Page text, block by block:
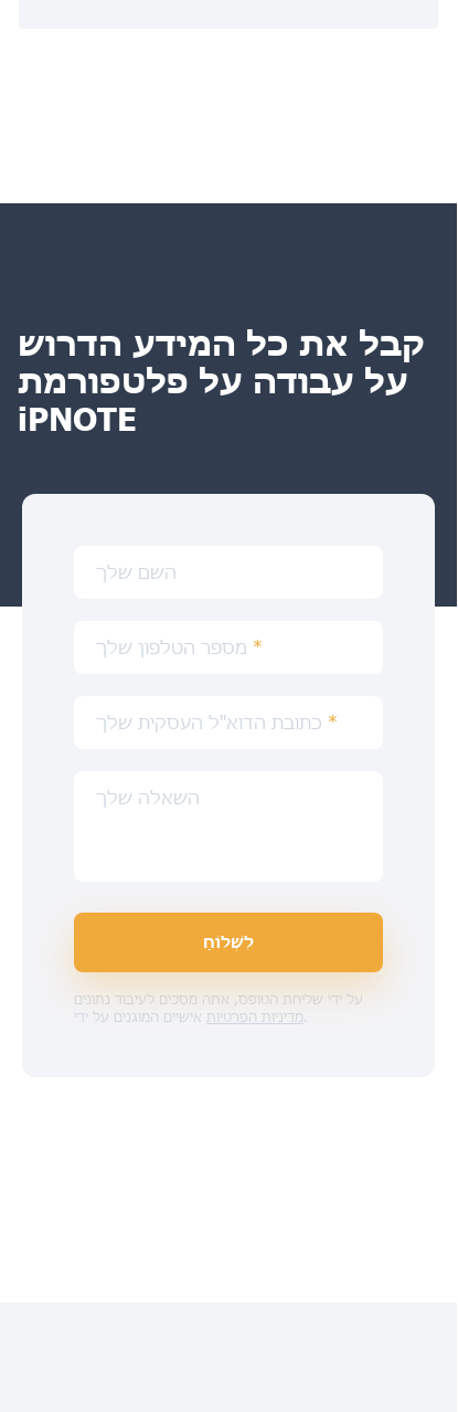
קבל את כל המידע הדרוש
על עבודה על פלטפורמת
iPNOTE
השם שלך
*
*
השאלה שלך
לִשְׁלוֹחַ
על ידי שליחת הטופס, אתה מסכים לעיבוד נתונים
מדיניות הפרטיות.